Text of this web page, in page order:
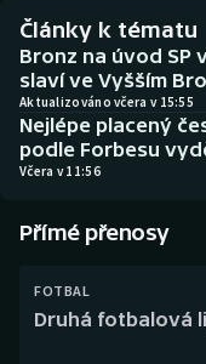
Biatlon
Boby a skeleton
Box
Curling
Aplikace ČT sport
AZ kvíz
Články k tématu
Bronz na úvod SP
slaví ve Vyšším
Aktualizováno včera v 15:55
Nejlépe placený
podle Forbesu
Včera v 11:56
Přímé přenosy
FOTBAL
Druhá fotbalová